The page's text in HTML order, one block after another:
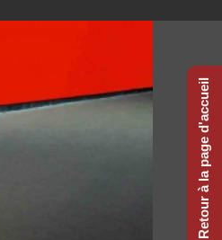
Retour à la page d'accueil